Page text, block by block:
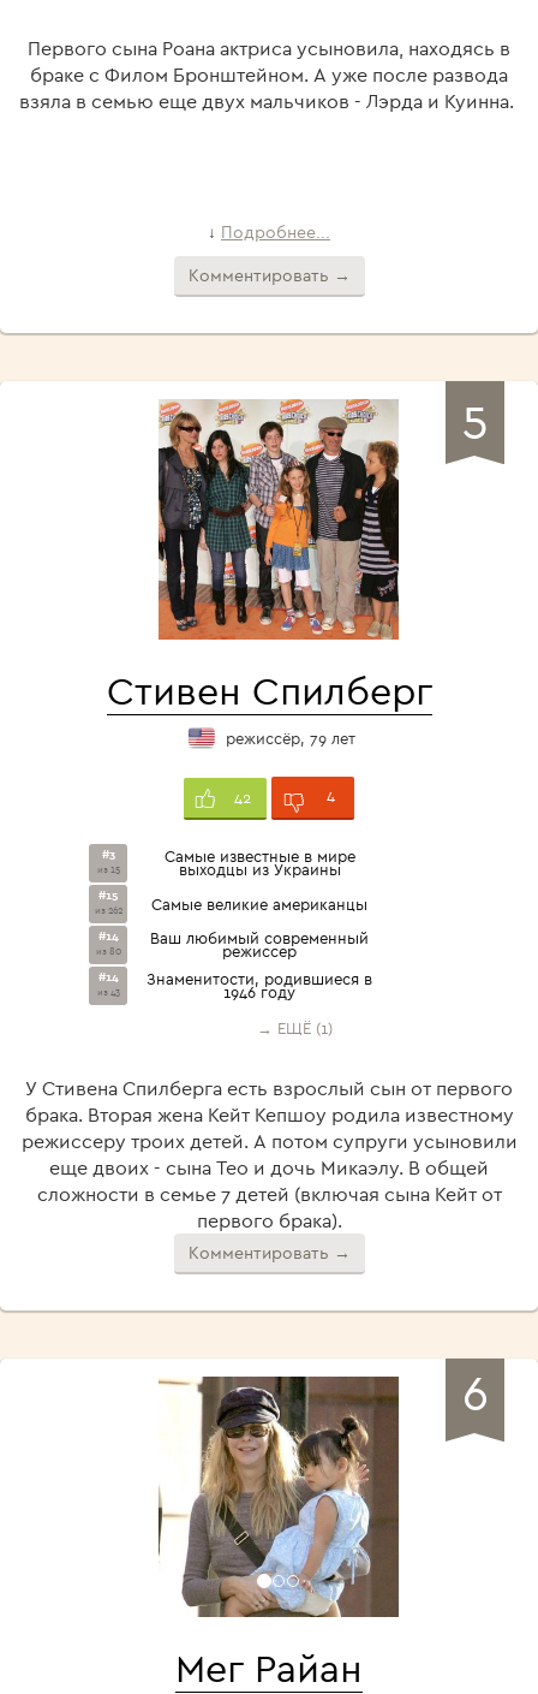
Первого сына Роана актриса усыновила, находясь в
браке с Филом Бронштейном. А уже после развода
взяла в семью еще двух мальчиков - Лэрда и Куинна.
↓ Подробнее...
Комментировать →
5
Стивен Спилберг
режиссёр, 79 лет
42 4
#3
из 15
Самые известные в мире
выходцы из Украины
#15
из 262 Самые великие американцы
#14
из 80
Ваш любимый современный
режиссер
#14
из 43
Знаменитости, родившиеся в
1946 году
→ ЕЩЁ (1)
У Стивена Спилберга есть взрослый сын от первого
брака. Вторая жена Кейт Кепшоу родила известному
режиссеру троих детей. А потом супруги усыновили
еще двоих - сына Тео и дочь Микаэлу. В общей
сложности в семье 7 детей (включая сына Кейт от
первого брака).
Комментировать →
6
Мег Райан